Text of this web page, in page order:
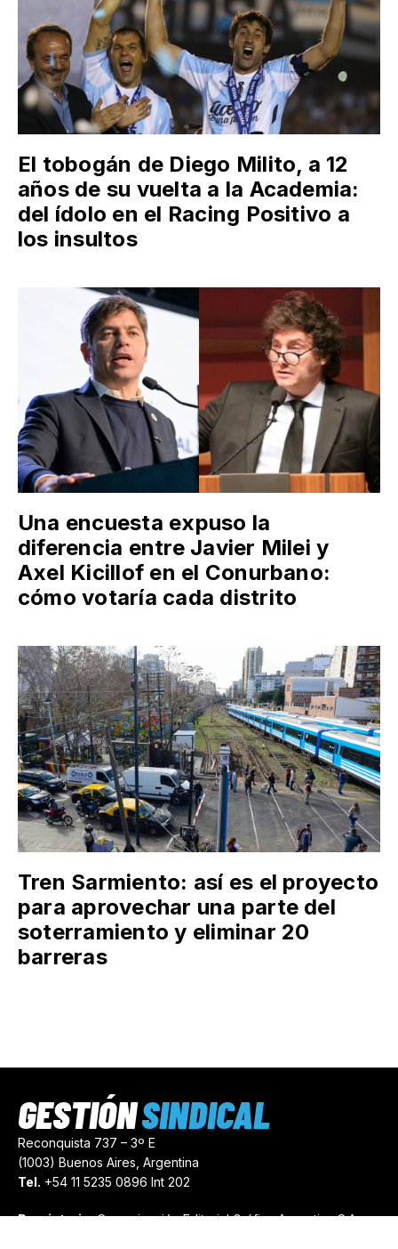
El tobogán de Diego Milito, a 12
años de su vuelta a la Academia:
del ídolo en el Racing Positivo a
los insultos
Una encuesta expuso la
diferencia entre Javier Milei y
Axel Kicillof en el Conurbano:
cómo votaría cada distrito
Tren Sarmiento: así es el proyecto
para aprovechar una parte del
soterramiento y eliminar 20
barreras
Reconquista 737 – 3º E
(1003) Buenos Aires, Argentina
Tel. +54 11 5235 0896 Int 202
Propietario:Comunicación Editorial Gráfica Argentina S.A.
GESTIÓNSINDICAL